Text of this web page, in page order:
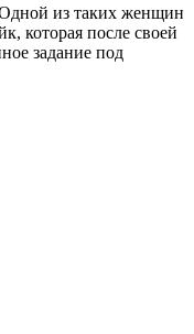
из таких женщин
которая после своей
задание под